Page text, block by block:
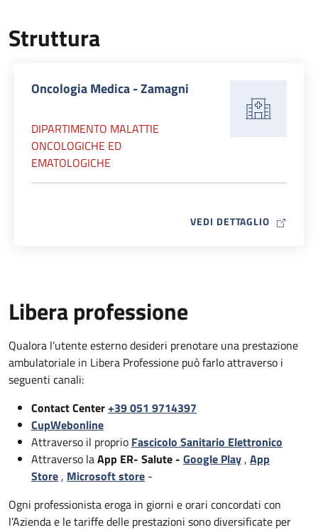
Struttura
Oncologia Medica - Zamagni
DIPARTIMENTO MALATTIE
ONCOLOGICHE ED
EMATOLOGICHE
VEDI DETTAGLIO MAP ICON
Libera professione
Qualora l’utente esterno desideri prenotare una prestazione
ambulatoriale in Libera Professione può farlo attraverso i
seguenti canali:
Contact Center+39 051 9714397
CupWebonline
Attraverso il proprio Fascicolo Sanitario Elettronico
Attraverso laApp ER- Salute - Google Play, App
Store, Microsoft store -
Ogni professionista eroga in giorni e orari concordati con
l’Azienda e le tariffe delle prestazioni sono diversificate per